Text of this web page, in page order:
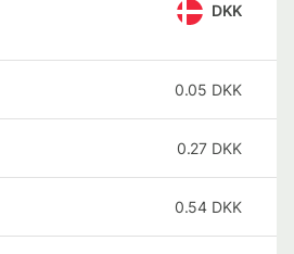
DKK
0.05 DKK
0.27 DKK
0.54 DKK